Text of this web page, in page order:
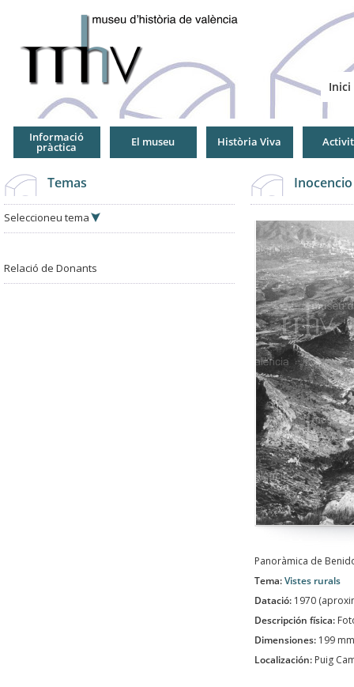
Inici
Informació
pràctica El museu Història Viva
Temas
Seleccioneu tema
Relació de Donants
Panoràmica de
Tema:Vistes rurals
Datació: 1970
Descripción física:
Dimensiones: 199
Localización: Puig